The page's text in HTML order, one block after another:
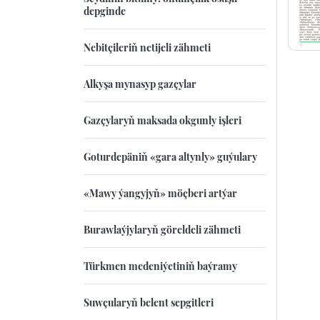
depginde
Nebitçileriň netijeli zähmeti
Alkyşa mynasyp gazçylar
Gazçylaryň maksada okgunly işleri
Goturdepäniň «gara altynly» guýulary
«Mawy ýangyjyň» möçberi artýar
Burawlaýjylaryň göreldeli zähmeti
Türkmen medeniýetiniň baýramy
Suwçularyň belent sepgitleri